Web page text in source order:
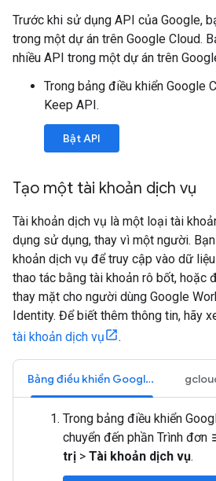
Trước khi sử dụng API của Google,
trong một dự án trên Google Cloud.
nhiều API trong một dự án trên
Trong bảng điều khiển Google
Keep API.
Bật API
Tạo một tài khoản dịch vụ
Tài khoản dịch vụ là một loại tài
dụng sử dụng, thay vì một người.
khoản dịch vụ để truy cập vào dữ
thao tác bằng tài khoản rô bốt, hoặc
thay mặt cho người dùng Google
Identity. Để biết thêm thông tin, hãy
tài khoản dịch vụ
.
Bảng điều khiển Google Cloud
Trong bảng điều khiển
chuyển đến phần Trình đơn
trị > Tài khoản dịch vụ.